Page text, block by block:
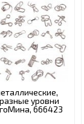
уровни
666423